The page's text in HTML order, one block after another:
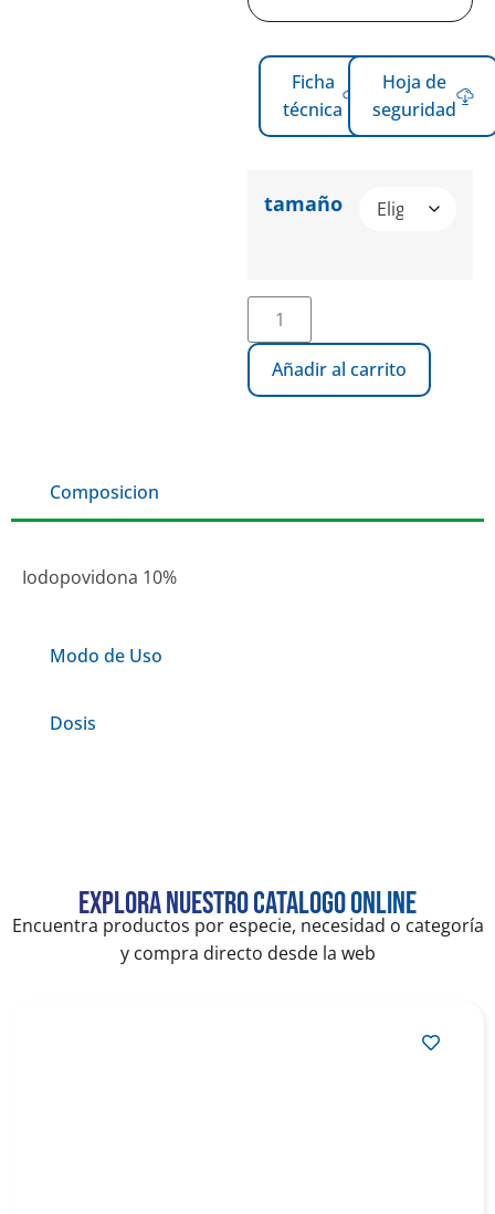
Ficha
técnica
Hoja de
seguridad
tamaño
Añadir al carrito
Composicion
Modo de Uso
Dosis
Iodopovidona 10%
Explora nuestro catalogo online
Encuentra productos por especie, necesidad o categoría
y compra directo desde la web